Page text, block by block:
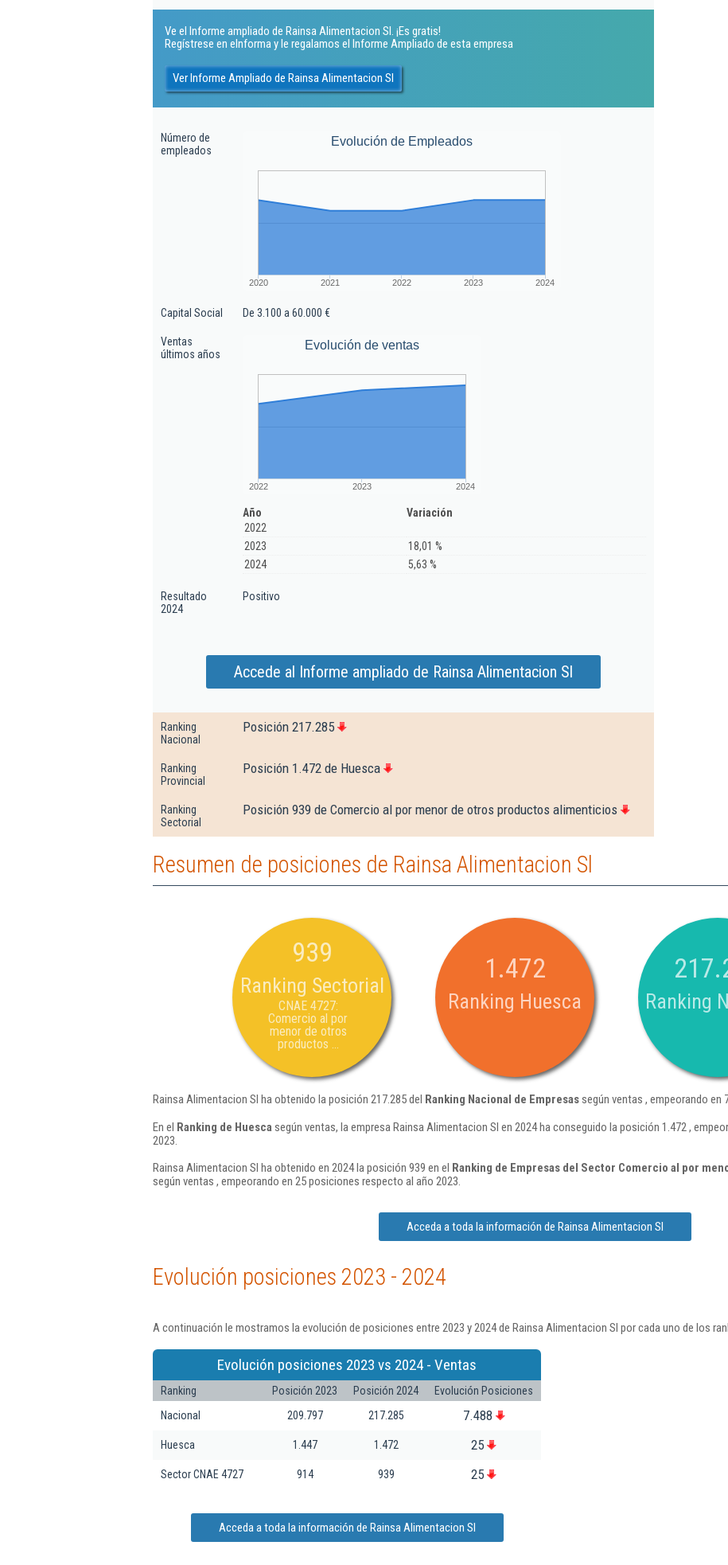
Ve el Informe ampliado de Rainsa Alimentacion Sl. ¡Es gratis!
Regístrese en eInforma y le regalamos el Informe Ampliado de esta empresa
Ver Informe Ampliado de Rainsa Alimentacion Sl
Número de
empleados
Evolución de Empleados
2020 2021 2022 2023 2024
Capital Social De 3.100 a 60.000 €
Ventas
últimos años
Evolución de ventas
2022 2023 2024
Año
Variación
2022
2023
18,01 %
2024
5,63 %
Resultado
2024
Positivo
Accede al Informe ampliado de Rainsa Alimentacion Sl
Ranking
Nacional
Posición 217.285
Ranking
Provincial
Posición 1.472 de Huesca
Ranking
Sectorial
Posición 939 de Comercio al por menor de otros productos alimenticios
Resumen de posiciones de Rainsa Alimentacion Sl
939
Ranking Sectorial
CNAE 4727:
Comercio al por
menor de otros
productos ...
1.472
Ranking Huesca Ranking
Rainsa Alimentacion Sl ha obtenido la posición 217.285 del Ranking Nacional de Empresassegún ventas , empeorando en
En el Ranking de Huesca según ventas, la empresa Rainsa Alimentacion Sl en 2024 ha conseguido la posición 1.472 ,
2023.
Rainsa Alimentacion Sl ha obtenido en 2024 la posición 939 en el Ranking de Empresas del Sector Comercio al por
según ventas , empeorando en 25 posiciones respecto al año 2023.
Acceda a toda la información de Rainsa Alimentacion Sl
Evolución posiciones 2023 - 2024
A continuación le mostramos la evolución de posiciones entre 2023 y 2024 de Rainsa Alimentacion Sl por cada uno de los
Evolución posiciones 2023 vs 2024 - Ventas
Ranking Posición 2023 Posición 2024
Evolución Posiciones
Nacional
209.797 217.285 7.488
Huesca 1.447 1.472 25
Sector CNAE 4727 914 939 25
Acceda a toda la información de Rainsa Alimentacion Sl